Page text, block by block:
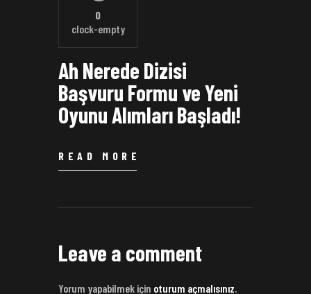
0
clock-empty
Ah Nerede Dizisi
Başvuru Formu ve Yeni
Oyunu Alımları Başladı!
READ MORE
Leave a comment
Yorum yapabilmek için oturum açmalısınız